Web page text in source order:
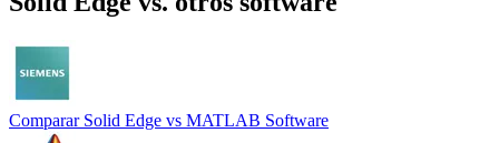
Comparar Solid Edge vs MATLAB Software